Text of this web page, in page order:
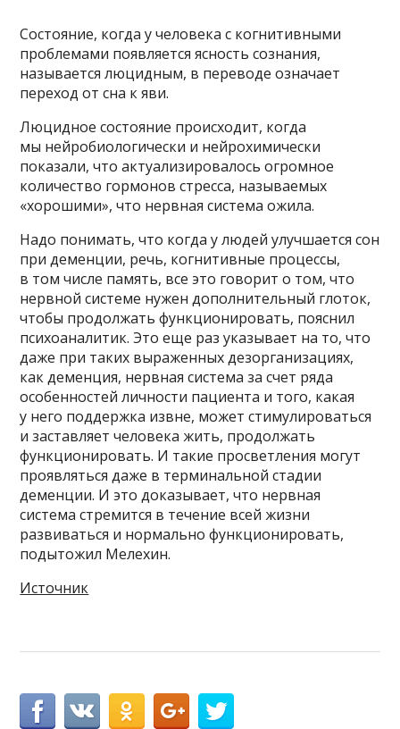
Состояние, когда у человека с когнитивными
проблемами появляется ясность сознания,
называется люцидным, в переводе означает
переход от сна к яви.
Люцидное состояние происходит, когда
мы нейробиологически и нейрохимически
показали, что актуализировалось огромное
количество гормонов стресса, называемых
«хорошими», что нервная система ожила.
Надо понимать, что когда у людей улучшается сон
при деменции, речь, когнитивные процессы,
в том числе память, все это говорит о том, что
нервной системе нужен дополнительный глоток,
чтобы продолжать функционировать, пояснил
психоаналитик. Это еще раз указывает на то, что
даже при таких выраженных дезорганизациях,
как деменция, нервная система за счет ряда
особенностей личности пациента и того, какая
у него поддержка извне, может стимулироваться
и заставляет человека жить, продолжать
функционировать. И такие просветления могут
проявляться даже в терминальной стадии
деменции. И это доказывает, что нервная
система стремится в течение всей жизни
развиваться и нормально функционировать,
подытожил Мелехин.
Источник